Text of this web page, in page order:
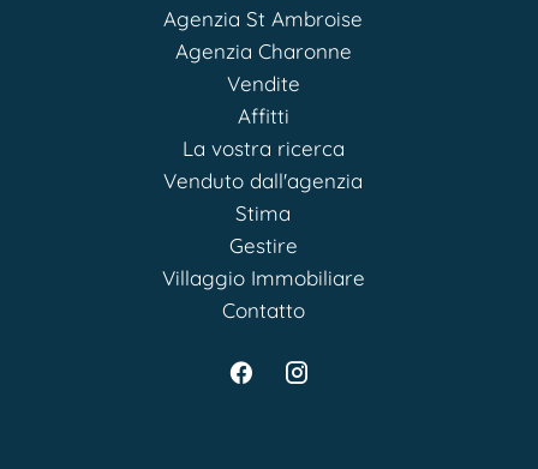
Agenzia St Ambroise
Agenzia Charonne
Vendite
Affitti
La vostra ricerca
Venduto dall'agenzia
Stima
Gestire
Villaggio Immobiliare
Contatto